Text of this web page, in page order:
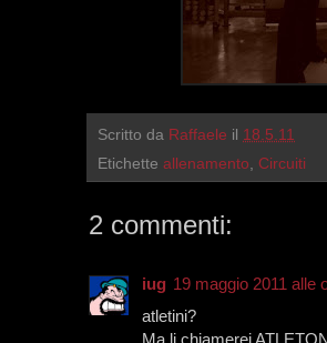
Scritto da Raffaele il 18.5.11
Etichette allenamento, Circuiti
2 commenti:
iug 19 maggio 2011 alle
atletini?